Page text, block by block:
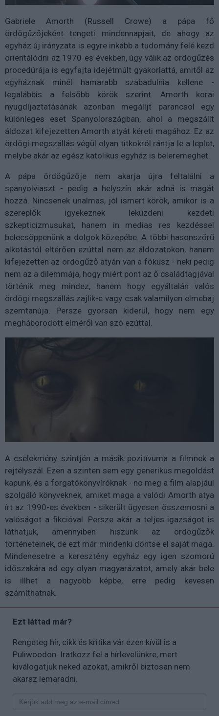
Gabriele Amorth (Russell Crowe) a pápa fő
ördögűzőjeként tengeti mindennapjait, de ahogy az
egyház új irányzata is egyre inkább a tudomány felé kezd
orientálódni az 1970-es években, úgy válik az ördögűzés
procedúrája is egyfajta idejétmúlt gyakorlattá, amitől az
egyháznak minél hamarabb szabadulnia kellene -
legalábbis a felsőbb körök szerint. Amorth korai
nyugdíjaztatásának azonban megálljt parancsol egy
különleges eset Spanyolországban, ahol a megszállt
áldozat kifejezetten Amorth atyát kéreti magához. Ez az
ördögi megszállás végül olyan titkokról rántja le a leplet,
melybe akár az egész katolikus egyház is beleremeghet.
A pápa ördögűzője nem akarja újra feltalálni a
spanyolviaszt - pedig a helyszín akár adná is magát
hozzá. Nincsenek unalmas, jól ismert körök, amikor is a
szereplők igyekeznek leküzdeni kezdeti
szkepticizmusukat, hanem in medias res kezdéssel
belecsöppenünk a dolgok közepébe. A többi hasonszőrű
alkotástól eltérően ezúttal nem az áldozatokon, hanem
kifejezetten az ördögűző atyán van a fókusz - neki pedig
nem az a dilemmája, hogy miért pont az ő családtagjával
történik meg mindez, hanem hogy egyáltalán valós
ördögi megszállás zajlik-e vagy csak valamilyen elmebaj
szemtanúja. Persze gyorsan kiderül, hogy nem egy
megháborodott elméről van szó ezúttal.
A cselekmény szintjén a másik pozitívuma a filmnek a
rejtélyszál. Ezen a szinten sem egy generikus megoldást
kapunk, és a forgatókönyvíróknak - no meg a film alapjául
szolgáló könyveknek, amiket maga a valódi Amorth atya
írt az 1990-es években - sikerült ügyesen összemosni a
valóságot a fikcióval. Persze akár a teljes igazságot is
láthatjuk, amennyiben hiszünk az ördögűzők
történeteinek, de ezt már mindenki döntse el saját maga.
Mindenesetre a keresztény egyház egy igen szomorú
időszakára ad egy olyan magyarázatot, amely akár bele
is illhet a nagyobb képbe, erre pedig kevesen
számíthatnak.
Ezt láttad már?
Rengeteg hír, cikk és kritika vár ezen kívül is a
Puliwoodon. Iratkozz fel a hírlevelünkre, mert
kiválogatjuk neked azokat, amikről biztosan nem
akarsz lemaradni.